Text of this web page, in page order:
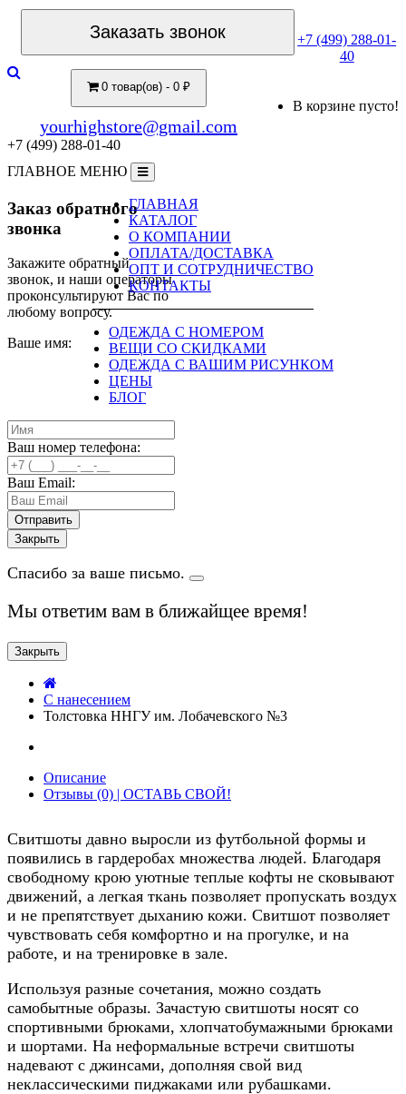
Заказать звонок
+7 (499) 288-01-
40
0 товар(ов) - 0 ₽
В корзине пусто!
yourhighstore@gmail.com
+7 (499) 288-01-40
ГЛАВНОЕ МЕНЮ
ГЛАВНАЯ
КАТАЛОГ
О КОМПАНИИ
ОПЛАТА/ДОСТАВКА
ОПТ И СОТРУДНИЧЕСТВО
КОНТАКТЫ
ОДЕЖДА С НОМЕРОМ
ВЕЩИ СО СКИДКАМИ
ОДЕЖДА С ВАШИМ РИСУНКОМ
ЦЕНЫ
БЛОГ
Заказ обратного
звонка
Закажите обратный
звонок, и наши операторы
проконсультируют Вас по
любому вопросу.
Ваше имя:
Ваш номер телефона:
Ваш Email:
Закрыть
Спасибо за ваше письмо.
Мы ответим вам в ближайщее время!
Закрыть
C нанесением
Толстовка ННГУ им. Лобачевского №3
Описание
Отзывы (0) | ОСТАВЬ СВОЙ!
Свитшоты давно выросли из футбольной формы и
появились в гардеробах множества людей. Благодаря
свободному крою уютные теплые кофты не сковывают
движений, а легкая ткань позволяет пропускать воздух
и не препятствует дыханию кожи. Свитшот позволяет
чувствовать себя комфортно и на прогулке, и на
работе, и на тренировке в зале.
Используя разные сочетания, можно создать
самобытные образы. Зачастую свитшоты носят со
спортивными брюками, хлопчатобумажными брюками
и шортами. На неформальные встречи свитшоты
надевают с джинсами, дополняя свой вид
неклассическими пиджаками или рубашками.